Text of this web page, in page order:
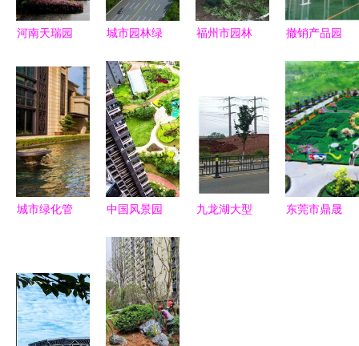
河南天瑞园
安阳地区卵
石路面施工
方案与最低
优惠价格解
析
城市园林绿
及验收规范
推动可持续
发展的绿色
引擎
福州市园林
以优质绿化
献礼十九大
撤销产品园
布与建筑施
工无纺布定
制对城市绿
化管理的战
略影响分析
城市绿化管
割方法与技
巧详解
中国风景园
园林工程精
品项目回顾
与城市绿化
管理实践
九龙湖大型
东莞市鼎晟